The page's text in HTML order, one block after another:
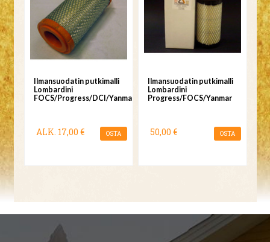
Ilmansuodatin putkimalli
Lombardini
FOCS/Progress/DCI/Yanmar
ALK. 17,00 € OSTA
Ilmansuodatin putkimalli
Lombardini
Progress/FOCS/Yanmar
50,00 € OSTA